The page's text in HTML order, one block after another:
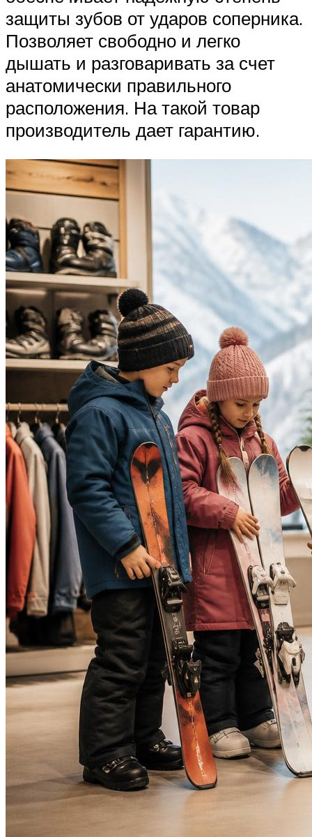
защиты зубов от ударов соперника.
Позволяет свободно и легко
дышать и разговаривать за счет
анатомически правильного
расположения. На такой товар
производитель дает гарантию.